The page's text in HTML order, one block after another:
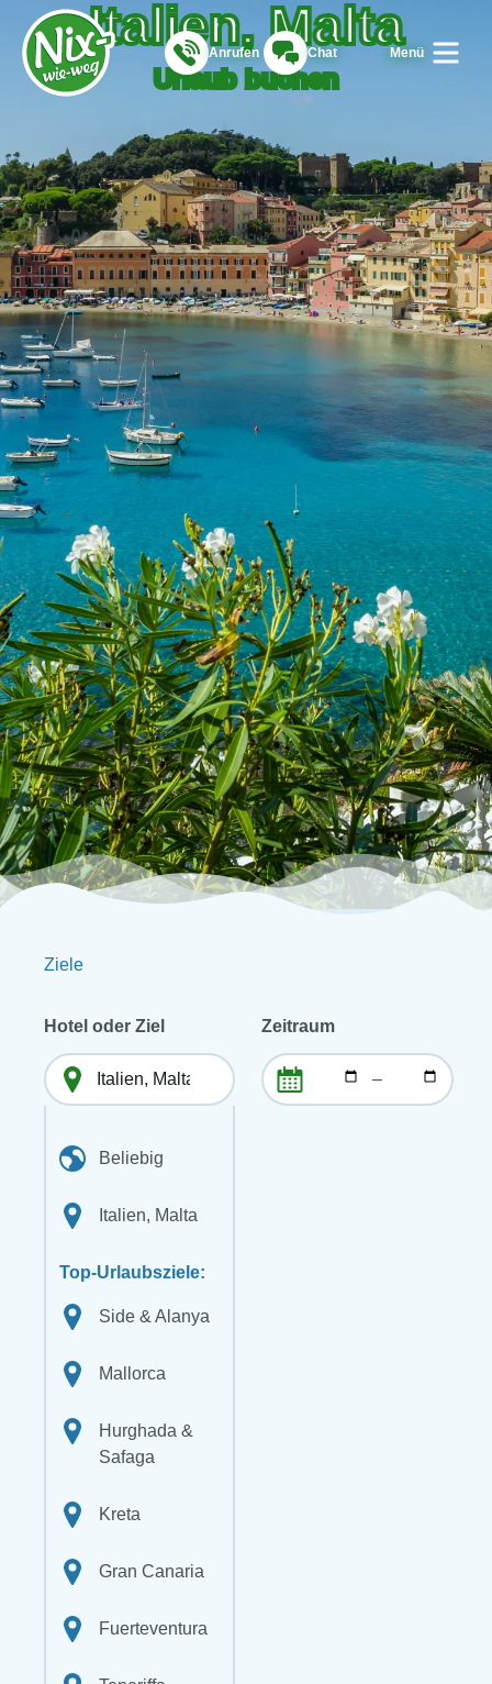
Anrufen Chat Menü
Italien, Malta
Urlaub buchen
Ziele
Hotel oder Ziel
Beliebig
Italien, Malta
Top-Urlaubsziele:
Side & Alanya
Mallorca
Hurghada &
Safaga
Kreta
Gran Canaria
Fuerteventura
Zeitraum
–